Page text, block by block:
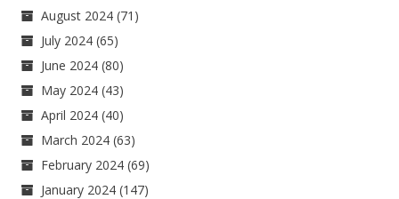
August 2024 (71)
July 2024 (65)
June 2024 (80)
May 2024 (43)
April 2024 (40)
March 2024 (63)
February 2024 (69)
January 2024 (147)